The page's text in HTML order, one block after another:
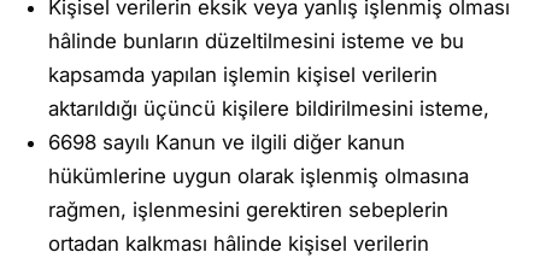
Kişisel verilerin eksik veya yanlış işlenmiş olması
hâlinde bunların düzeltilmesini isteme ve bu
kapsamda yapılan işlemin kişisel verilerin
aktarıldığı üçüncü kişilere bildirilmesini isteme,
6698 sayılı Kanun ve ilgili diğer kanun
hükümlerine uygun olarak işlenmiş olmasına
rağmen, işlenmesini gerektiren sebeplerin
ortadan kalkması hâlinde kişisel verilerin